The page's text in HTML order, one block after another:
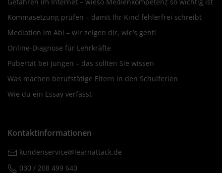
Kommasetzung prüfen – damit Ihr Kind fehlerfrei schreibt
Mediation im Abi – wir zeigen dir, wie’s geht!
Online-Diagnose für Lehrkräfte
Pubertät bei Jungen – das sollten Sie wissen
Was machen berufstätige Eltern in den Schulferien
Wie du ein Essay verfasst
Kontaktinformationen
kundenservice@learnattack.de
030 / 208 499 640